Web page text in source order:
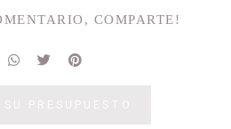
COMPARTE!